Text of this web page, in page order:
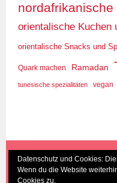
nordafrikanische
orientalische Kuchen
orientalische Snacks und
Quark machen Ramadan
tunesische spezialitäten vegan
(c) Eva Seyberth|
Datenschutz und Cookies:
Wenn du die Website
Cookies zu.